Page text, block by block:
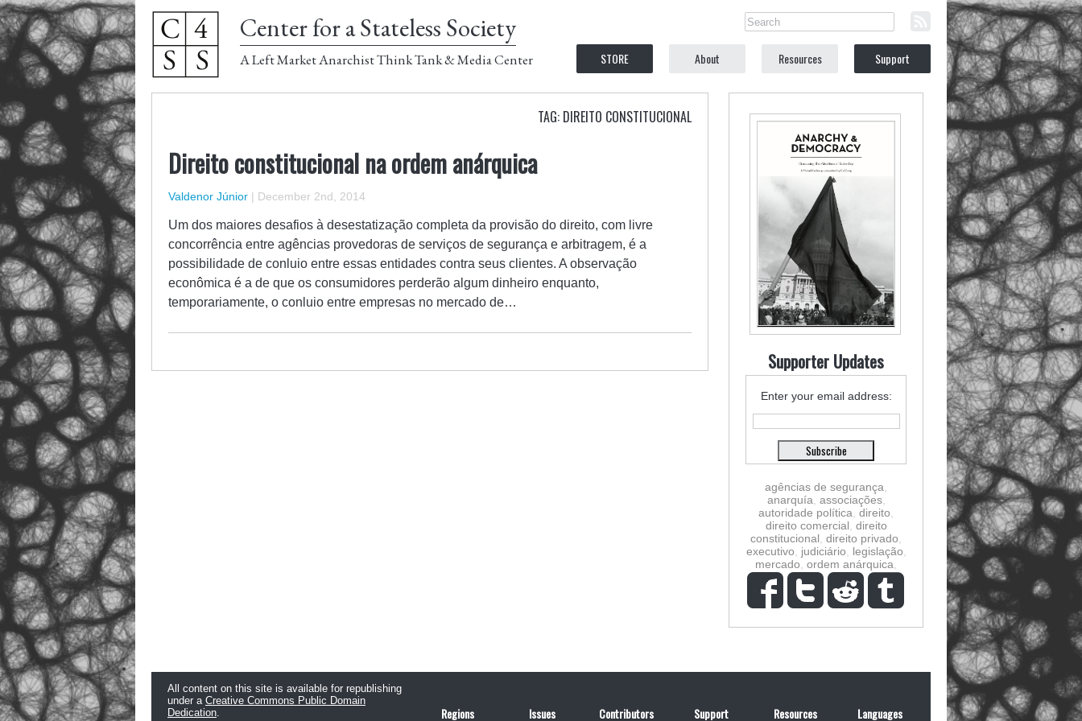
Center for a Stateless Society
A Left Market Anarchist Think Tank & Media Center STORE About Resources Support
TAG: DIREITO CONSTITUCIONAL
Direito constitucional na ordem anárquica
Valdenor Júnior | December 2nd, 2014
Um dos maiores desafios à desestatização completa da provisão do direito, com livre
concorrência entre agências provedoras de serviços de segurança e arbitragem, é a
possibilidade de conluio entre essas entidades contra seus clientes. A observação
econômica é a de que os consumidores perderão algum dinheiro enquanto,
temporariamente, o conluio entre empresas no mercado de…
Supporter Updates
Enter your email address:
agências de segurança
anarquía associações,
autoridade política direito
direito comercial direito
constitucional direito privado
executivo
judiciário legislação
mercado ordem anárquica
All content on this site is available for republishing
under a Creative Commons Public Domain
Dedication. Regions Issues Contributors Support Resources Languages